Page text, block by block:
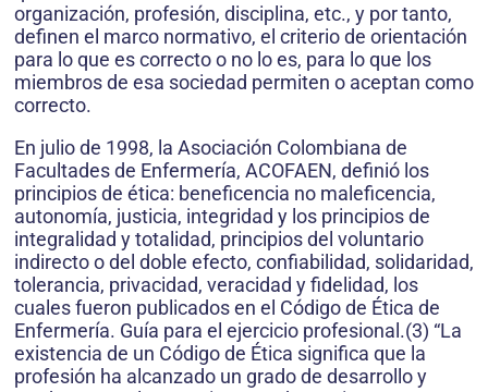
organización, profesión, disciplina, etc., y por tanto,
definen el marco normativo, el criterio de orientación
para lo que es correcto o no lo es, para lo que los
miembros de esa sociedad permiten o aceptan como
correcto.
En julio de 1998, la Asociación Colombiana de
Facultades de Enfermería, ACOFAEN, definió los
principios de ética: beneficencia no maleficencia,
autonomía, justicia, integridad y los principios de
integralidad y totalidad, principios del voluntario
indirecto o del doble efecto, confiabilidad, solidaridad,
tolerancia, privacidad, veracidad y fidelidad, los
cuales fueron publicados en el Código de Ética de
Enfermería. Guía para el ejercicio profesional.(3) “La
existencia de un Código de Ética significa que la
profesión ha alcanzado un grado de desarrollo y